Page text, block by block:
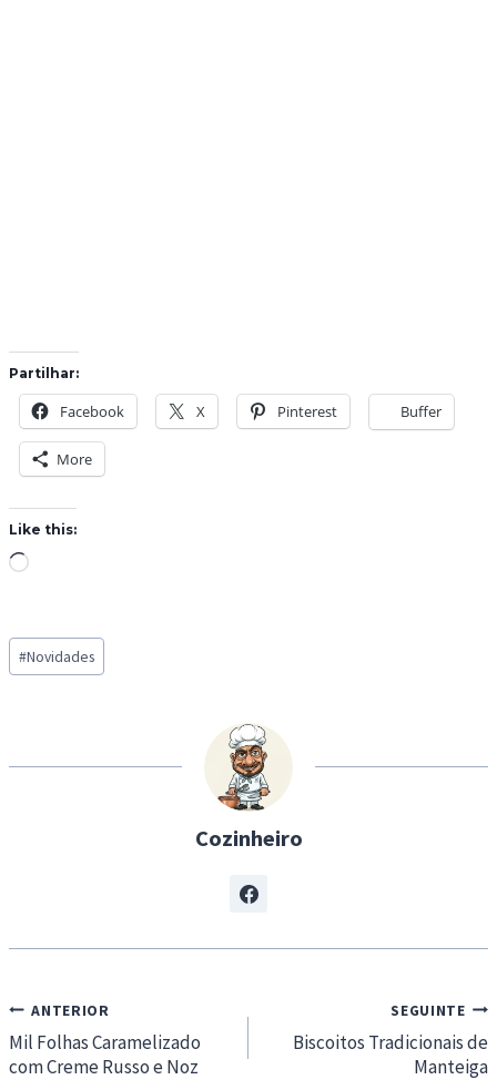
Partilhar:
Facebook X Pinterest Buffer
More
Like this:
L
d
i
…
Post
Tags:
#Novidades
Cozinheiro
Navegação
de
artigos
ANTERIOR
Mil Folhas Caramelizado
com Creme Russo e Noz
SEGUINTE
Biscoitos Tradicionais de
Manteiga